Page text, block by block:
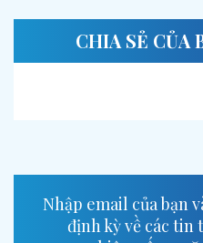
CHIA SẺ CỦA
Nhập email của bạn
định kỳ về các tin